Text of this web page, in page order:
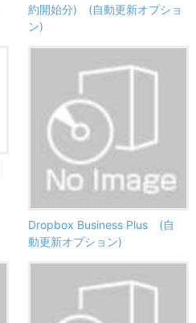
約開始分) (自動更新オプショ
ン)
Dropbox Business Plus (自
動更新オプション)